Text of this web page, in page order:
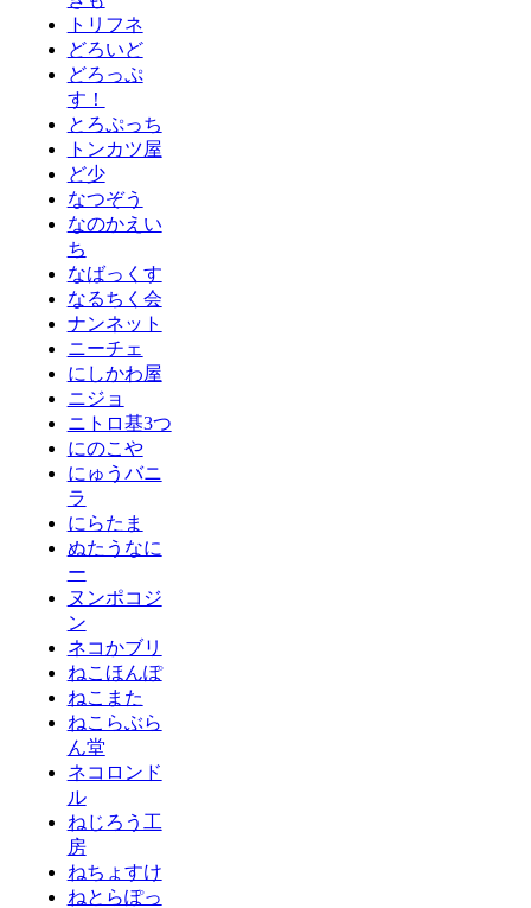
トリフネ
どろいど
どろっぷ
す！
とろぷっち
トンカツ屋
ど少
なつぞう
なのかえい
ち
なばっくす
なるちく会
ナンネット
ニーチェ
にしかわ屋
ニジョ
ニトロ基3つ
にのこや
にゅうバニ
ラ
にらたま
ぬたうなに
ー
ヌンポコジ
ン
ネコかブリ
ねこほんぽ
ねこまた
ねこらぶら
ん堂
ネコロンド
ル
ねじろう工
房
ねちょすけ
ねとらぽっ